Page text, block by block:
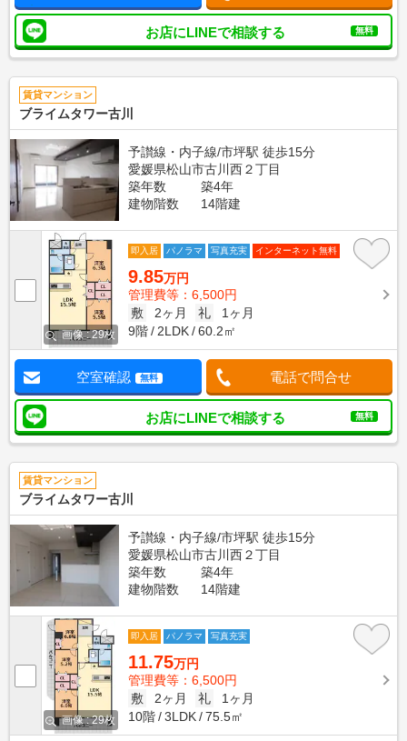
お店にLINEで相談する 無料
賃貸マンション
ブライムタワー古川
予讃線・内子線/市坪駅 徒歩15分
愛媛県松山市古川西２丁目
築年数
築4年
建物階数
14階建
画像 : 29枚
即入居 パノラマ 写真充実 インターネット無料
9.85万円
管理費等：6,500円
敷
2ヶ月 礼
1ヶ月
9階
2LDK 60.2㎡
空室確認 無料 電話で問合せ
お店にLINEで相談する 無料
賃貸マンション
ブライムタワー古川
予讃線・内子線/市坪駅 徒歩15分
愛媛県松山市古川西２丁目
築年数
築4年
建物階数
14階建
画像 : 29枚
即入居 パノラマ 写真充実
11.75万円
管理費等：6,500円
敷
2ヶ月 礼
1ヶ月
10階
3LDK 75.5㎡